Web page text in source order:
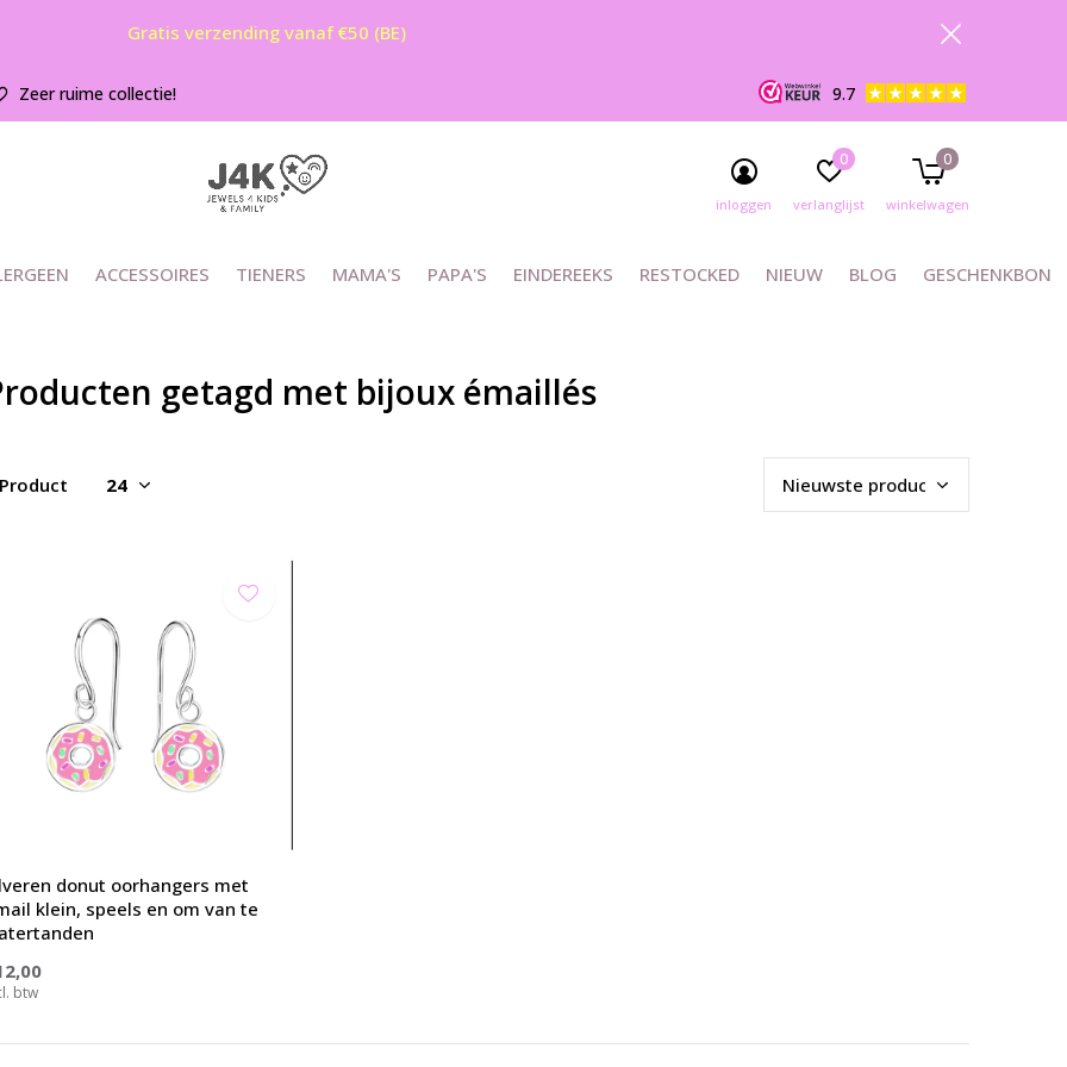
ACCESSOIRES TIENERS MAMA'S PAPA'S EINDEREEKS RESTOCKED NIEUW BLOG GESCHENKBON
inloggen verlanglijst
0
winkelwagen
0
Zeer ruime collectie! 9.7
Gratis verzending vanaf €50 (BE)
getagd met bijoux émaillés
donut oorhangers met
klein, speels en om van te
btw